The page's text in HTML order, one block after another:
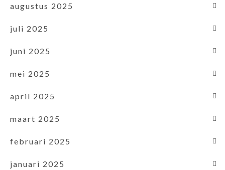
augustus 2025
juli 2025
juni 2025
mei 2025
april 2025
maart 2025
februari 2025
januari 2025